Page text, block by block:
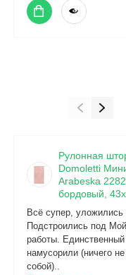
Рулонная
Domoletti
Arabeska 2282
бордовый,
Всё супер, уложились
Подстроились под
работы.
намусорили (ничего
собой)..